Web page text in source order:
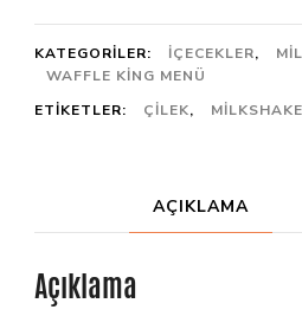
KATEGORILER: İÇECEKLER,
WAFFLE KING MENÜ
ETIKETLER:
ÇILEK, MILKSHAKE
AÇIKLAMA
Açıklama